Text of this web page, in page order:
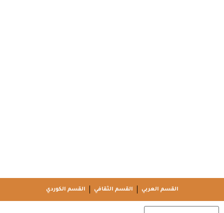
القسم العربي القسم الثقافي القسم الكوردي